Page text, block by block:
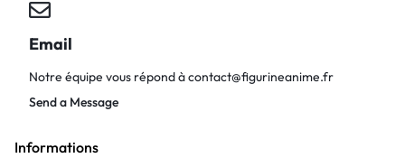
Email
Notre équipe vous répond àcontact@figurineanime.fr
Send a Message
Informations